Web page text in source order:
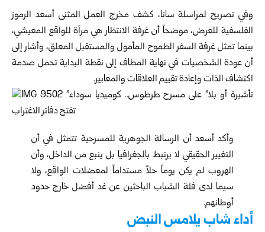
وفي تصريح لمراسلة سانا، كشف مخرج العمل المثنى أسعد ‏الرموز
الفلسفية للعرض، موضحاً أن غرفة الانتظار هي مرآة ‏للواقع المعيشي،
بينما تمثل غرفة السفر الطموح المأمول ‏والمستقبل المعلق، وأشار إلى
أن عودة الشخصيات في نهاية ‏المطاف إلى نقطة البداية تحمل صدمة
اكتشاف الذات وإعادة ‏تقييم العلاقات والمعايير‎.‎
وأكد أسعد أن الرسالة الجوهرية للمسرحية تتمثل في أن
‏التغيير الحقيقي لا يرتبط بالجغرافيا بل ينبع من الداخل، وأن
‏الهروب لم يكن يوماً حلاً مستداماً لمعضلات الواقع، ولا
سيما ‏لدى فئة الشباب الباحثين عن غد أفضل خارج حدود
أوطانهم‎.‎
أداء شاب يلامس النبض‎ ‎